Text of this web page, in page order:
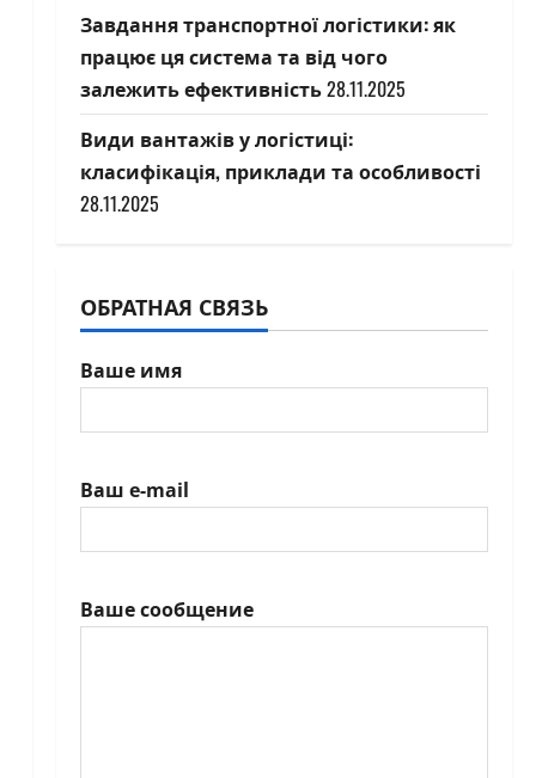
Завдання транспортної логістики: як
працює ця система та від чого
залежить ефективність28.11.2025
Види вантажів у логістиці:
класифікація, приклади та особливості
28.11.2025
ОБРАТНАЯ СВЯЗЬ
Ваше имя
Ваш e-mail
Ваше сообщение